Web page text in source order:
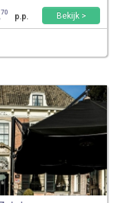
70 p.p. Bekijk >